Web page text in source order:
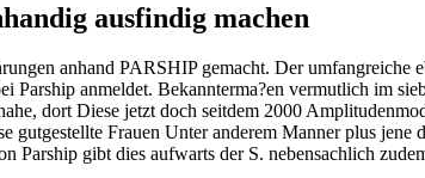
ausfindig machen
anhand PARSHIP gemacht. Der
Parship anmeldet. Bekannterma?en vermutlich im
dort Diese jetzt doch seitdem 2000
Frauen Unter anderem Manner plus
Parship gibt dies aufwarts der S. nebensachlich